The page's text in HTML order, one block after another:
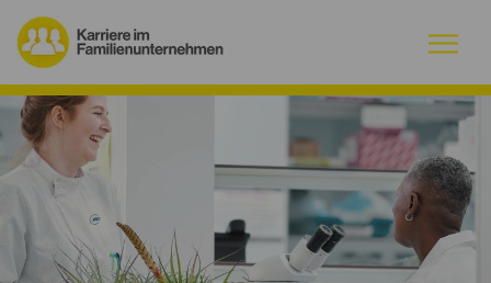
Warum Familienunternehmen?
Firmenprofile
Jobs